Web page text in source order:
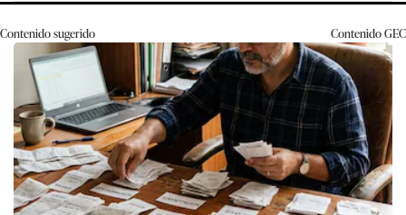
Contenido sugerido ContenidoGEC